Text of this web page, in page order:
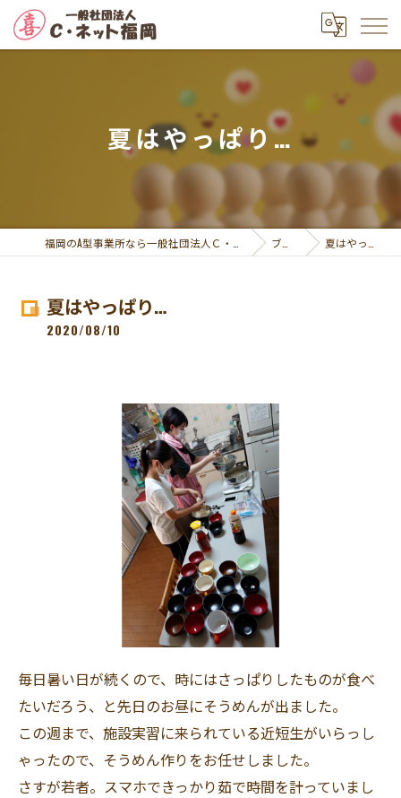
夏はやっぱり…
ブログ 夏はやっぱり…
夏はやっぱり…
2020/08/10
毎日暑い日が続くので、時にはさっぱりしたものが食べ
たいだろう、と先日のお昼にそうめんが出ました。
この週まで、施設実習に来られている近短生がいらっし
ゃったので、そうめん作りをお任せしました。
さすが若者。スマホできっかり茹で時間を計っていまし